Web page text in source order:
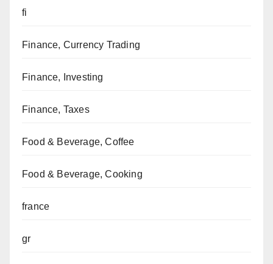
fi
Finance, Currency Trading
Finance, Investing
Finance, Taxes
Food & Beverage, Coffee
Food & Beverage, Cooking
france
gr